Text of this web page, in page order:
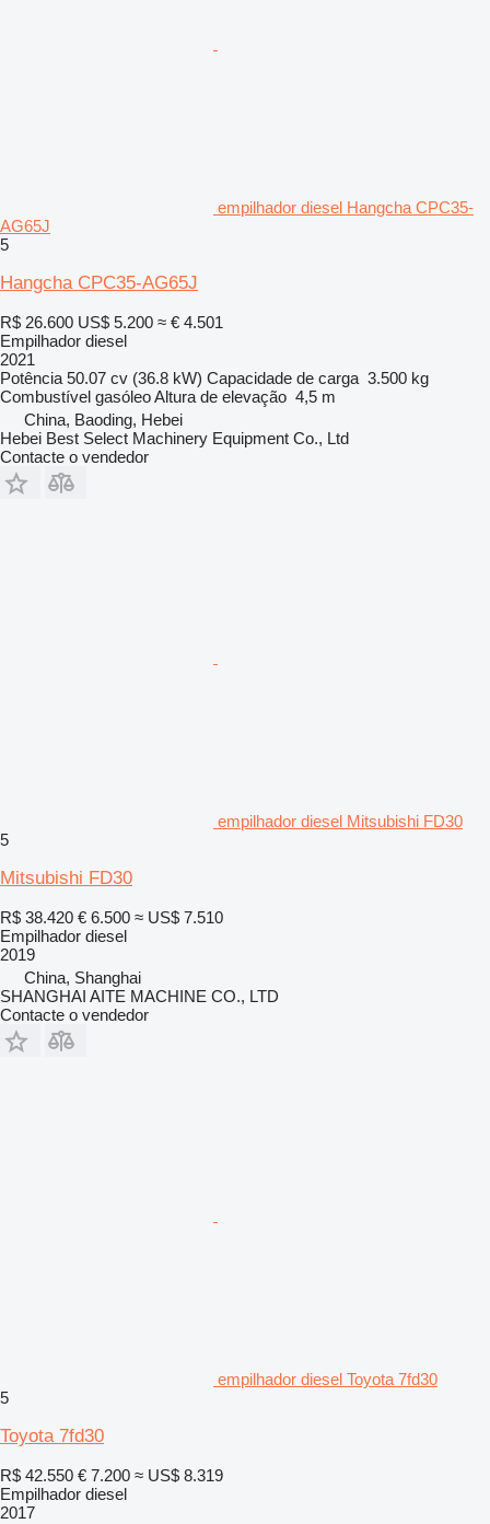
empilhador diesel Hangcha CPC35-
AG65J
5
Hangcha CPC35-AG65J
R$ 26.600 US$ 5.200 ≈ € 4.501
Empilhador diesel
2021
Potência 50.07 cv (36.8 kW) Capacidade de carga 3.500 kg
Combustível gasóleoAltura de elevação 4,5 m
China, Baoding, Hebei
Hebei Best Select Machinery Equipment Co., Ltd
Contacte o vendedor
empilhador diesel Mitsubishi FD30
5
Mitsubishi FD30
R$ 38.420 € 6.500 ≈ US$ 7.510
Empilhador diesel
2019
China, Shanghai
SHANGHAI AITE MACHINE CO., LTD
Contacte o vendedor
empilhador diesel Toyota 7fd30
5
Toyota 7fd30
R$ 42.550 € 7.200 ≈ US$ 8.319
Empilhador diesel
2017